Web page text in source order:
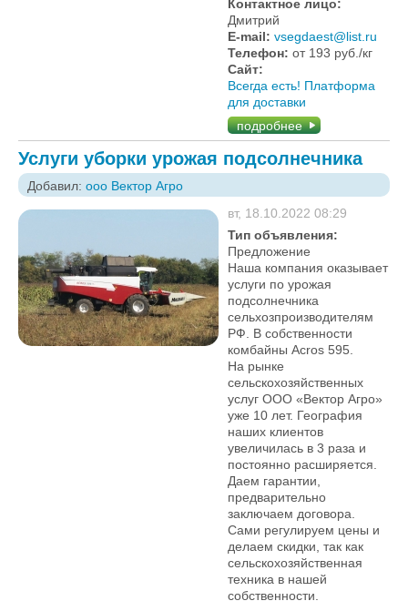
Контактное лицо:
Дмитрий
E-mail: vsegdaest@list.ru
Телефон: от 193 руб./кг
Сайт:
Всегда есть! Платформа
для доставки
подробнее
Услуги уборки урожая подсолнечника
Добавил: ооо Вектор Агро
вт, 18.10.2022 08:29
Тип объявления:
Предложение
Наша компания оказывает
услуги по урожая
подсолнечника
сельхозпроизводителям
РФ. В собственности
комбайны Acros 595.
На рынке
сельскохозяйственных
услуг ООО «Вектор Агро»
уже 10 лет. География
наших клиентов
увеличилась в 3 раза и
постоянно расширяется.
Даем гарантии,
предварительно
заключаем договора.
Сами регулируем цены и
делаем скидки, так как
сельскохозяйственная
техника в нашей
собственности.